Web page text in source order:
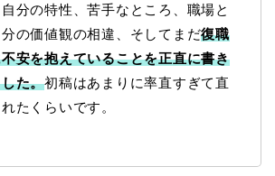
分の特性、苦手なところ、職場と
分の価値観の相違、そしてまだ復職
安を抱えていることを正直に書き
た。初稿はあまりに率直すぎて直
たくらいです。